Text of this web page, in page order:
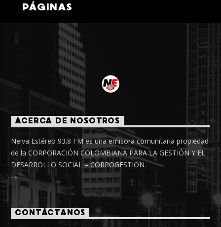
PÁGINAS
ACERCA DE NOSOTROS
Neiva Estéreo 93.8 FM es una emisora comunitaria propiedad
de la CORPORACIÓN COLOMBIANA PARA LA GESTIÓN Y EL
DESARROLLO SOCIAL – CORPOGESTION.
CONTÁCTANOS